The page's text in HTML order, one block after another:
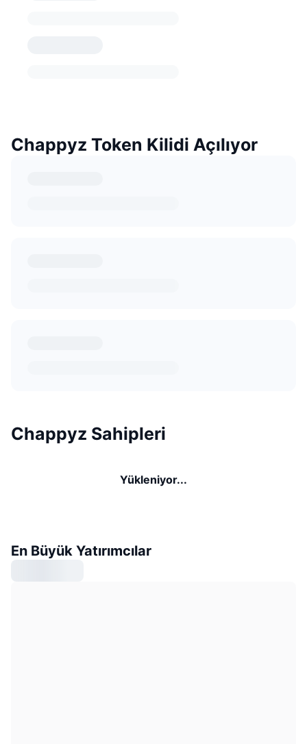
Chappyz Token Kilidi Açılıyor
Chappyz Sahipleri
Yükleniyor...
En Büyük Yatırımcılar